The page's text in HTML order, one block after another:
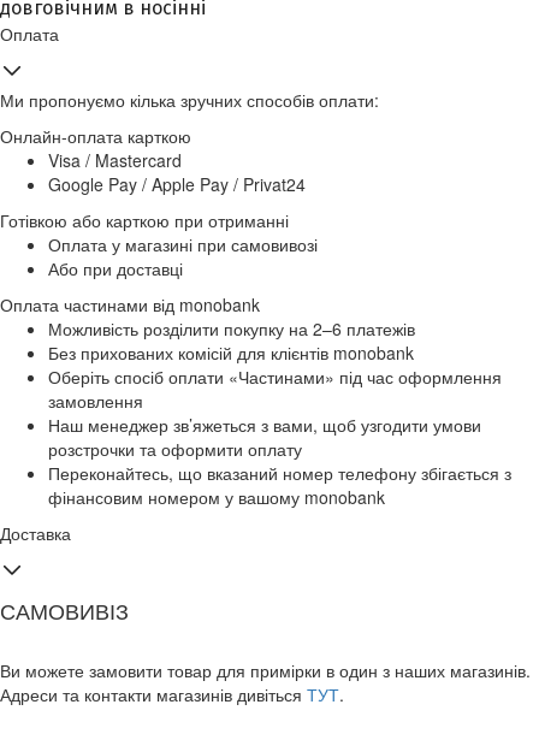
довговічним в носінні
Оплата
Ми пропонуємо кілька зручних способів оплати:
Онлайн-оплата карткою
Visa / Mastercard
Google Pay / Apple Pay / Privat24
Готівкою або карткою при отриманні
Оплата у магазині при самовивозі
Або при доставці
Оплата частинами від monobank
Можливість розділити покупку на 2–6 платежів
Без прихованих комісій для клієнтів monobank
Оберіть спосіб оплати «Частинами» під час оформлення
замовлення
Наш менеджер зв’яжеться з вами, щоб узгодити умови
розстрочки та оформити оплату
Переконайтесь, що вказаний номер телефону збігається з
фінансовим номером у вашому monobank
Доставка
САМОВИВІЗ
Ви можете замовити товар для примірки в один з наших магазинів.
Адреси та контакти магазинів дивіться ТУТ.